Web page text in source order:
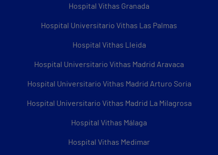
Hospital Vithas Granada
Hospital Universitario Vithas Las Palmas
Hospital Vithas Lleida
Hospital Universitario Vithas Madrid Aravaca
Hospital Universitario Vithas Madrid Arturo Soria
Hospital Universitario Vithas Madrid La Milagrosa
Hospital Vithas Málaga
Hospital Vithas Medimar